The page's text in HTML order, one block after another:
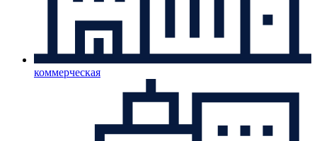
коммерческая